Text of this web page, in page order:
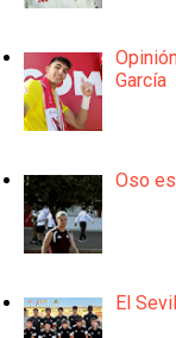
García
Oso
El